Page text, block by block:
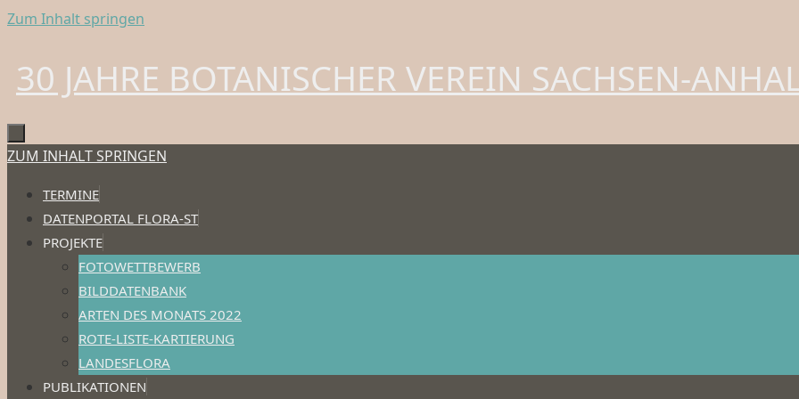
Zum Inhalt springen
30 JAHRE BOTANISCHER VEREIN SACHSEN-
ZUM INHALT SPRINGEN
TERMINE
DATENPORTAL FLORA-ST
PROJEKTE
FOTOWETTBEWERB
BILDDATENBANK
ARTEN DES MONATS 2022
ROTE-LISTE-KARTIERUNG
LANDESFLORA
PUBLIKATIONEN